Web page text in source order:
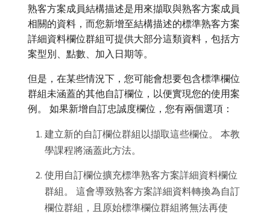
熟客方案成員結構描述是用來擷取與熟客方案成員
相關的資料，而您新增至結構描述的標準熟客方案
詳細資料欄位群組可提供大部分這類資料，包括方
案型別、點數、加入日期等。
但是，在某些情況下，您可能會想要包含標準欄位
群組未涵蓋的其他自訂欄位，以便實現您的使用案
例。 如果新增自訂忠誠度欄位，您有兩個選項：
建立新的自訂欄位群組以擷取這些欄位。 本教
學課程將涵蓋此方法。
使用自訂欄位擴充標準熟客方案詳細資料欄位
群組。 這會導致熟客方案詳細資料轉換為自訂
欄位群組，且原始標準欄位群組將無法再使